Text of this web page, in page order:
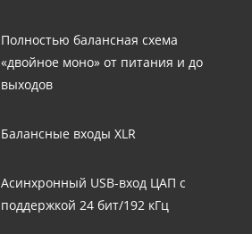
Полностью балансная схема
«двойное моно» от питания и до
выходов
Балансные входы XLR
Асинхронный USB-вход ЦАП с
поддержкой 24 бит/192 кГц